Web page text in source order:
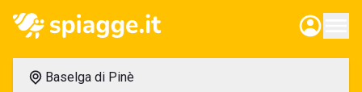
Baselga di Pinè